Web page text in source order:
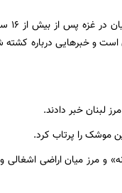
وزیر
و خبرهایی درباره کشته‌
لبنان خبر دادند.
موشک را پرتاب کرد.
و مرز میان اراضی اشغالی